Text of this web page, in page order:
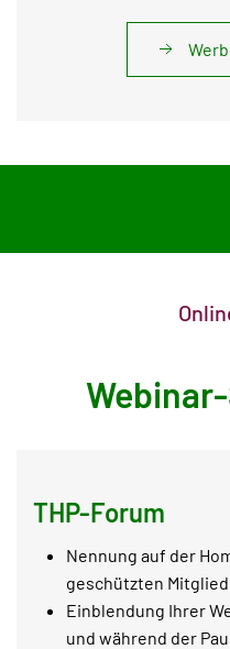
THP-Forum
Nennung auf der
geschützten
Einblendung Ihrer
und während der